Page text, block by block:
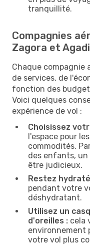
tranquillité.
Compagnies
Zagora et
Chaque compagnie
de services, de
fonction des
Voici quelques
expérience de vol :
Choisissez
l'espace pour
commodités.
des enfants,
être judicieux.
Restez
pendant votre
déshydratant.
Utilisez un
d'oreilles : cela
environnement
votre vol plus